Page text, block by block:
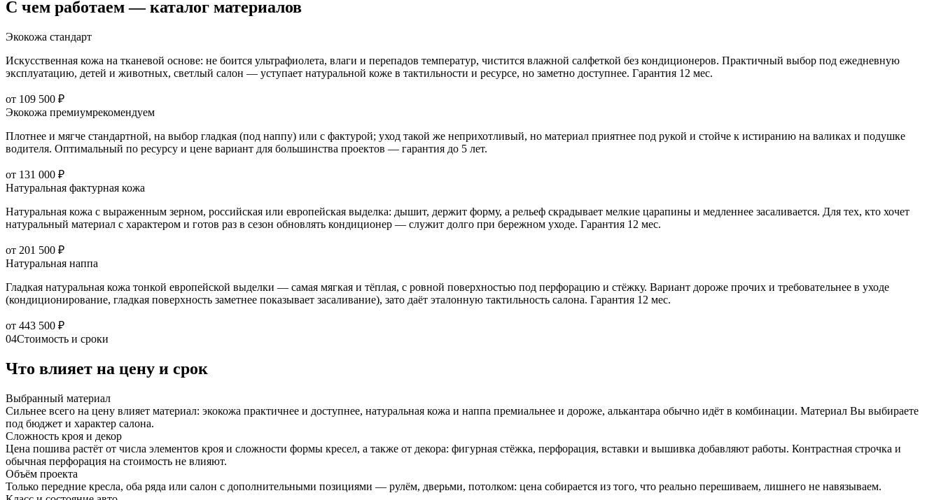
С чем работаем — каталог материалов
Экокожа стандарт
Искусственная кожа на тканевой основе: не боится ультрафиолета, влаги и перепадов температур, чистится влажной салфеткой без кондиционеров. Практичный выбор под ежедневную
эксплуатацию, детей и животных, светлый салон — уступает натуральной коже в тактильности и ресурсе, но заметно доступнее. Гарантия 12 мес.
от 109 500 ₽
Экокожа премиумрекомендуем
Плотнее и мягче стандартной, на выбор гладкая (под наппу) или с фактурой; уход такой же неприхотливый, но материал приятнее под рукой и стойче к истиранию на валиках и подушке
водителя. Оптимальный по ресурсу и цене вариант для большинства проектов — гарантия до 5 лет.
от 131 000 ₽
Натуральная фактурная кожа
Натуральная кожа с выраженным зерном, российская или европейская выделка: дышит, держит форму, а рельеф скрадывает мелкие царапины и медленнее засаливается. Для тех, кто хочет
натуральный материал с характером и готов раз в сезон обновлять кондиционер — служит долго при бережном уходе. Гарантия 12 мес.
от 201 500 ₽
Натуральная наппа
Гладкая натуральная кожа тонкой европейской выделки — самая мягкая и тёплая, с ровной поверхностью под перфорацию и стёжку. Вариант дороже прочих и требовательнее в уходе
(кондиционирование, гладкая поверхность заметнее показывает засаливание), зато даёт эталонную тактильность салона. Гарантия 12 мес.
от 443 500 ₽
04Стоимость и сроки
Что влияет на цену и срок
Выбранный материал
Сильнее всего на цену влияет материал: экокожа практичнее и доступнее, натуральная кожа и наппа премиальнее и дороже, алькантара обычно идёт в комбинации. Материал Вы выбираете
под бюджет и характер салона.
Сложность кроя и декор
Цена пошива растёт от числа элементов кроя и сложности формы кресел, а также от декора: фигурная стёжка, перфорация, вставки и вышивка добавляют работы. Контрастная строчка и
обычная перфорация на стоимость не влияют.
Объём проекта
Только передние кресла, оба ряда или салон с дополнительными позициями — рулём, дверьми, потолком: цена собирается из того, что реально перешиваем, лишнего не навязываем.